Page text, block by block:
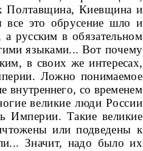
Полтавщина, Киевщина и
это обрусение шло и
а русским в обязательном
языками... Вот почему
в своих же интересах,
Ложно понимаемое
внутреннего, со вре­менем
великие люди России
Империи. Такие великие
илиподведены к
Значит, надо было их